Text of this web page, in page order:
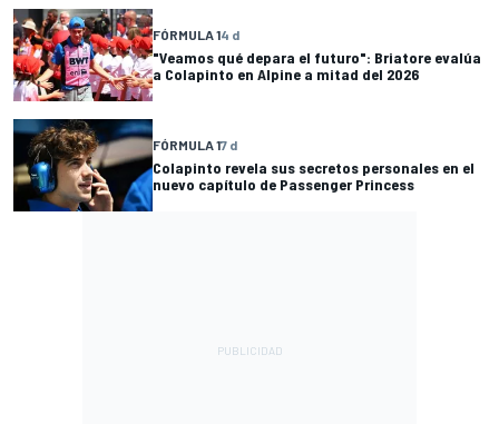
FÓRMULA 14 d
"Veamos qué depara el futuro": Briatore evalúa
a Colapinto en Alpine a mitad del 2026
FÓRMULA 17 d
Colapinto revela sus secretos personales en el
nuevo capítulo de Passenger Princess